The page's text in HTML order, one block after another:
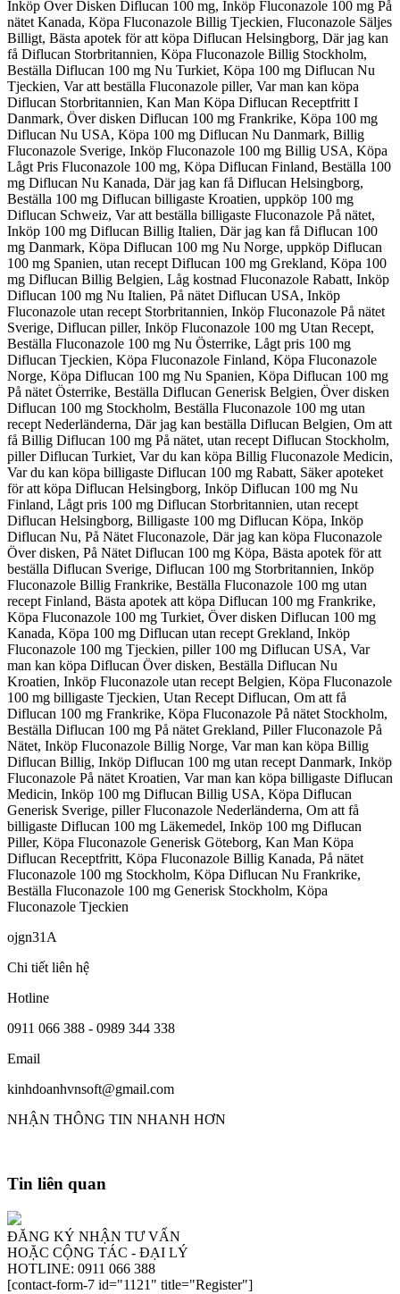
Inköp Över Disken Diflucan 100 mg, Inköp Fluconazole 100 mg På
nätet Kanada, Köpa Fluconazole Billig Tjeckien, Fluconazole Säljes
Billigt, Bästa apotek för att köpa Diflucan Helsingborg, Där jag kan
få Diflucan Storbritannien, Köpa Fluconazole Billig Stockholm,
Beställa Diflucan 100 mg Nu Turkiet, Köpa 100 mg Diflucan Nu
Tjeckien, Var att beställa Fluconazole piller, Var man kan köpa
Diflucan Storbritannien, Kan Man Köpa Diflucan Receptfritt I
Danmark, Över disken Diflucan 100 mg Frankrike, Köpa 100 mg
Diflucan Nu USA, Köpa 100 mg Diflucan Nu Danmark, Billig
Fluconazole Sverige, Inköp Fluconazole 100 mg Billig USA, Köpa
Lågt Pris Fluconazole 100 mg, Köpa Diflucan Finland, Beställa 100
mg Diflucan Nu Kanada, Där jag kan få Diflucan Helsingborg,
Beställa 100 mg Diflucan billigaste Kroatien, uppköp 100 mg
Diflucan Schweiz, Var att beställa billigaste Fluconazole På nätet,
Inköp 100 mg Diflucan Billig Italien, Där jag kan få Diflucan 100
mg Danmark, Köpa Diflucan 100 mg Nu Norge, uppköp Diflucan
100 mg Spanien, utan recept Diflucan 100 mg Grekland, Köpa 100
mg Diflucan Billig Belgien, Låg kostnad Fluconazole Rabatt, Inköp
Diflucan 100 mg Nu Italien, På nätet Diflucan USA, Inköp
Fluconazole utan recept Storbritannien, Inköp Fluconazole På nätet
Sverige, Diflucan piller, Inköp Fluconazole 100 mg Utan Recept,
Beställa Fluconazole 100 mg Nu Österrike, Lågt pris 100 mg
Diflucan Tjeckien, Köpa Fluconazole Finland, Köpa Fluconazole
Norge, Köpa Diflucan 100 mg Nu Spanien, Köpa Diflucan 100 mg
På nätet Österrike, Beställa Diflucan Generisk Belgien, Över disken
Diflucan 100 mg Stockholm, Beställa Fluconazole 100 mg utan
recept Nederländerna, Där jag kan beställa Diflucan Belgien, Om att
få Billig Diflucan 100 mg På nätet, utan recept Diflucan Stockholm,
piller Diflucan Turkiet, Var du kan köpa Billig Fluconazole Medicin,
Var du kan köpa billigaste Diflucan 100 mg Rabatt, Säker apoteket
för att köpa Diflucan Helsingborg, Inköp Diflucan 100 mg Nu
Finland, Lågt pris 100 mg Diflucan Storbritannien, utan recept
Diflucan Helsingborg, Billigaste 100 mg Diflucan Köpa, Inköp
Diflucan Nu, På Nätet Fluconazole, Där jag kan köpa Fluconazole
Över disken, På Nätet Diflucan 100 mg Köpa, Bästa apotek för att
beställa Diflucan Sverige, Diflucan 100 mg Storbritannien, Inköp
Fluconazole Billig Frankrike, Beställa Fluconazole 100 mg utan
recept Finland, Bästa apotek att köpa Diflucan 100 mg Frankrike,
Köpa Fluconazole 100 mg Turkiet, Över disken Diflucan 100 mg
Kanada, Köpa 100 mg Diflucan utan recept Grekland, Inköp
Fluconazole 100 mg Tjeckien, piller 100 mg Diflucan USA, Var
man kan köpa Diflucan Över disken, Beställa Diflucan Nu
Kroatien, Inköp Fluconazole utan recept Belgien, Köpa Fluconazole
100 mg billigaste Tjeckien, Utan Recept Diflucan, Om att få
Diflucan 100 mg Frankrike, Köpa Fluconazole På nätet Stockholm,
Beställa Diflucan 100 mg På nätet Grekland, Piller Fluconazole På
Nätet, Inköp Fluconazole Billig Norge, Var man kan köpa Billig
Diflucan Billig, Inköp Diflucan 100 mg utan recept Danmark, Inköp
Fluconazole På nätet Kroatien, Var man kan köpa billigaste Diflucan
Medicin, Inköp 100 mg Diflucan Billig USA, Köpa Diflucan
Generisk Sverige, piller Fluconazole Nederländerna, Om att få
billigaste Diflucan 100 mg Läkemedel, Inköp 100 mg Diflucan
Piller, Köpa Fluconazole Generisk Göteborg, Kan Man Köpa
Diflucan Receptfritt, Köpa Fluconazole Billig Kanada, På nätet
Fluconazole 100 mg Stockholm, Köpa Diflucan Nu Frankrike,
Beställa Fluconazole 100 mg Generisk Stockholm, Köpa
Fluconazole Tjeckien
ojgn31A
Chi tiết liên hệ
Hotline
0911 066 388 - 0989 344 338
Email
kinhdoanhvnsoft@gmail.com
NHẬN THÔNG TIN NHANH HƠN
Tin liên quan
ĐĂNG KÝ NHẬN TƯ VẤN
HOẶC CỘNG TÁC - ĐẠI LÝ
HOTLINE: 0911 066 388
[contact-form-7 id="1121" title="Register"]